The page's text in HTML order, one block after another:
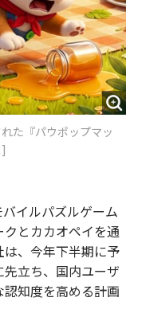
た『パウポップマッ
イルパズルゲーム
クとカカオペイを通
、今年下半期に予
立ち、国内ユーザ
知度を高める計画